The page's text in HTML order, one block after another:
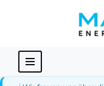
springen